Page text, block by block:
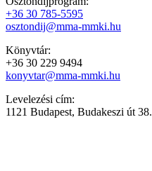
+36 30 785-5595
osztondij@mma-mmki.hu
Könyvtár:
+36 30 229 9494
konyvtar@mma-mmki.hu
Levelezési cím:
1121 Budapest, Budakeszi út 38.